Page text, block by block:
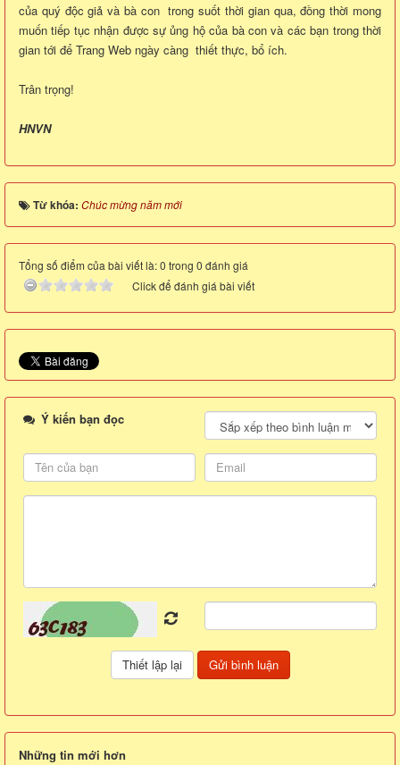
của quý độc giả và bà con trong suốt thời gian qua, đồng thời mong
muốn tiếp tục nhận được sự ủng hộ của bà con và các bạn trong thời
gian tới để Trang Web ngày càng thiết thực, bổ ích.
Trân trọng!
HNVN
Từ khóa: Chúc mừng năm mới
Tổng số điểm của bài viết là: 0 trong 0 đánh giá
Click để đánh giá bài viết
Ý kiến bạn đọc
Những tin mới hơn